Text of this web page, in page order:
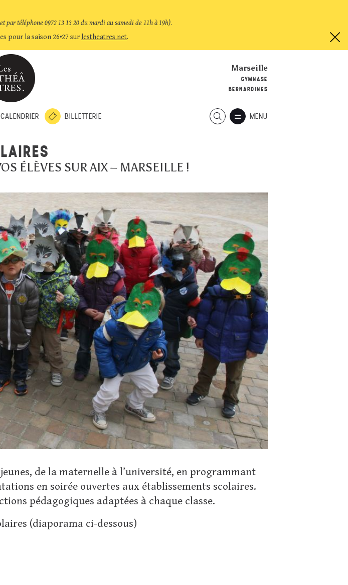
par téléphone 0972 13 13 20 du mardi au samedi de 11h à 19h).
pour la saison 26•27 sur lestheatres.net.
Marseille
GYMNASE
BERNARDINES
CALENDRIER BILLETTERIE MENU
ÉLÈVES SUR AIX – MARSEILLE !
de la maternelle à l’université, en programmant
en soirée ouvertes aux établissements scolaires.
pédagogiques adaptées à chaque classe.
(diaporama ci-dessous)